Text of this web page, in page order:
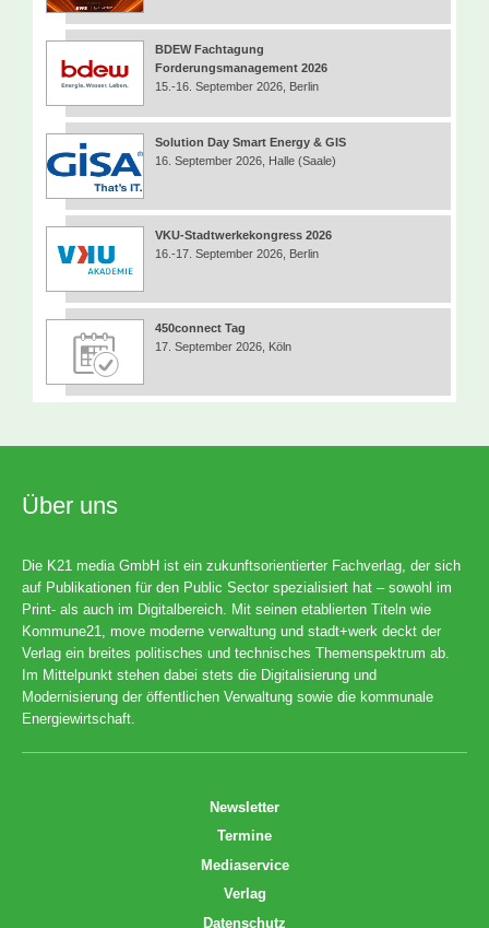
BDEW Fachtagung
Forderungsmanagement 2026
15.-16. September 2026, Berlin
Solution Day Smart Energy & GIS
16. September 2026, Halle (Saale)
VKU-Stadtwerkekongress 2026
16.-17. September 2026, Berlin
450connect Tag
17. September 2026, Köln
Über uns
Die K21 media GmbH ist ein zukunftsorientierter Fachverlag, der sich
auf Publikationen für den Public Sector spezialisiert hat – sowohl im
Print- als auch im Digitalbereich. Mit seinen etablierten Titeln wie
Kommune21, move moderne verwaltung und stadt+werk deckt der
Verlag ein breites politisches und technisches Themenspektrum ab.
Im Mittelpunkt stehen dabei stets die Digitalisierung und
Modernisierung der öffentlichen Verwaltung sowie die kommunale
Energiewirtschaft.
Newsletter
Termine
Mediaservice
Verlag
Datenschutz